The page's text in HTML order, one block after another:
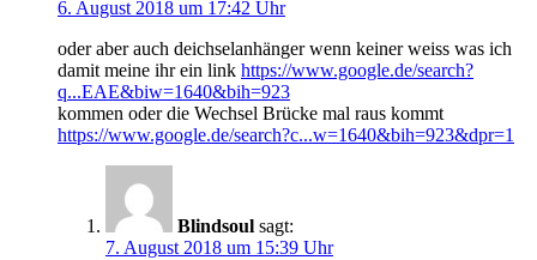
6. August 2018 um 17:42 Uhr
oder aber auch deichselanhänger wenn keiner weiss was ich
damit meine ihr ein link https://www.google.de/search?
q...EAE&biw=1640&bih=923
kommen oder die Wechsel Brücke mal raus kommt
https://www.google.de/search?c...w=1640&bih=923&dpr=1
Blindsoul sagt:
7. August 2018 um 15:39 Uhr